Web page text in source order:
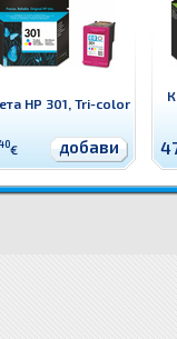
HP 301, Tri-color
€ добави